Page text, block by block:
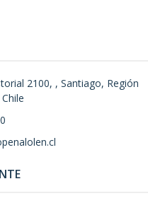
2100, , Santiago, Región